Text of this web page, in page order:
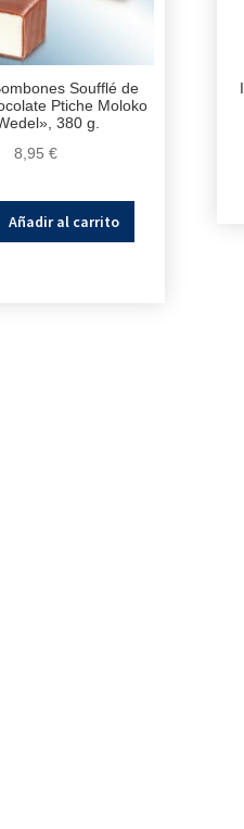
Soufflé de
Ptiche Moloko
380 g.
8,95€
Añadir al carrito